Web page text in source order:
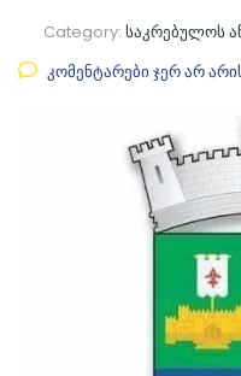
Category: საკრებულოს
კომენტარები ჯერ არ